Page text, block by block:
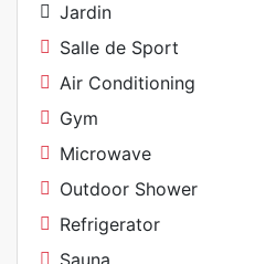
Jardin
Salle de Sport
Air Conditioning
Gym
Microwave
Outdoor Shower
Refrigerator